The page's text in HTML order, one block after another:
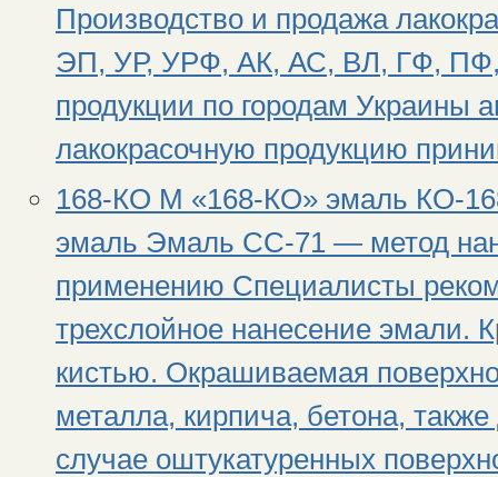
Производство и продажа
ЭП, УР, УРФ, АК, АС, ВЛ, ГФ,
продукции по городам Украины
лакокрасочную продукцию
168-КО М «168-КО» эмаль КО-
эмаль Эмаль СС-71 — метод
применению Специалисты
трехслойное нанесение эмали.
кистью. Окрашиваемая
металла, кирпича, бетона,
случае оштукатуренных